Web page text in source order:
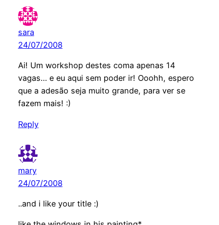
sara
24/07/2008
Ai! Um workshop destes coma apenas 14
vagas… e eu aqui sem poder ir! Ooohh, espero
que a adesão seja muito grande, para ver se
fazem mais! :)
Reply
mary
24/07/2008
..and i like your title :)